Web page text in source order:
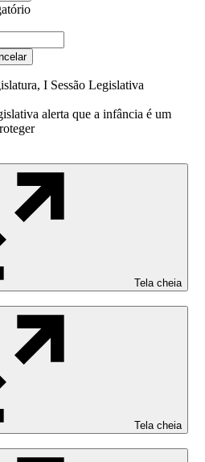
I Sessão Legislativa
alerta que a infância é um
Tela cheia
Tela cheia